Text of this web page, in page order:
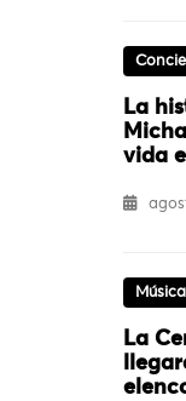
La
vida
Música
La